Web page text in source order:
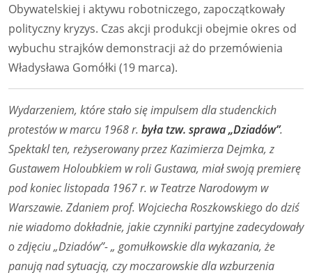
Obywatelskiej i aktywu robotniczego, zapoczątkowały
polityczny kryzys. Czas akcji produkcji obejmie okres od
wybuchu strajków demonstracji aż do przemówienia
Władysława Gomółki (19 marca).
Wydarzeniem, które stało się impulsem dla studenckich
protestów w marcu 1968 r. była tzw. sprawa „Dziadów”.
Spektakl ten, reżyserowany przez Kazimierza Dejmka, z
Gustawem Holoubkiem w roli Gustawa, miał swoją premierę
pod koniec listopada 1967 r. w Teatrze Narodowym w
Warszawie. Zdaniem prof. Wojciecha Roszkowskiego do dziś
nie wiadomo dokładnie, jakie czynniki partyjne zadecydowały
o zdjęciu „Dziadów”- „ gomułkowskie dla wykazania, że
panują nad sytuacją, czy moczarowskie dla wzburzenia